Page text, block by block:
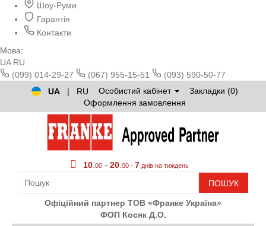
Шоу-Руми
Гарантія
Контакти
Мова:
UA RU
(099) 014-29-27
(067) 955-15-51
(093) 590-50-77
UA
| RU Особистий кабінет
Закладки (0)
Оформлення замовлення
10 00 - 20 00 - 7 днів на тиждень
ПОШУК
Офіційний партнер ТОВ «Франке Україна»
ФОП Косяк Д.О.